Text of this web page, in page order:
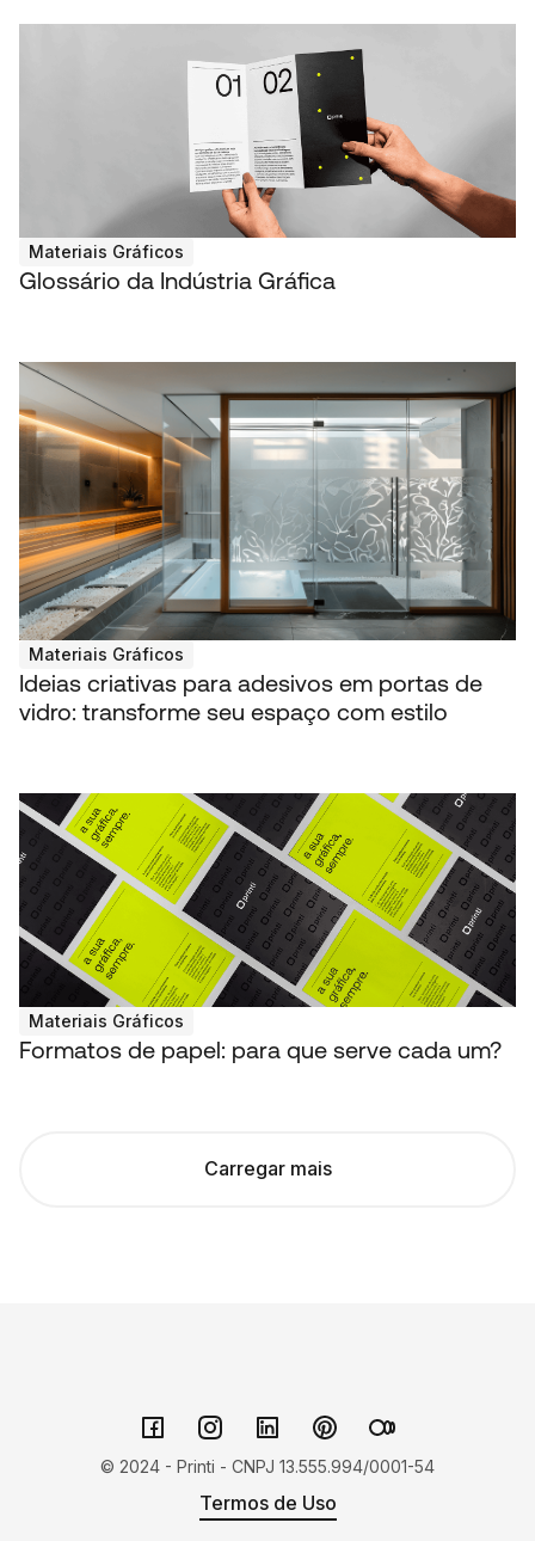
Materiais Gráficos
Glossário da Indústria Gráfica
Materiais Gráficos
Ideias criativas para adesivos em portas de
vidro: transforme seu espaço com estilo
Materiais Gráficos
Formatos de papel: para que serve cada um?
Carregar mais
© 2024 - Printi - CNPJ 13.555.994/0001-54
Termos de Uso